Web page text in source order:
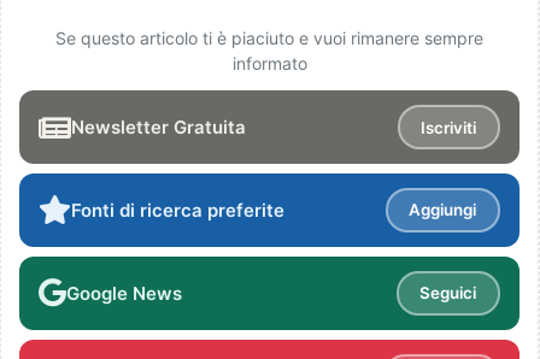
Se questo articolo ti è piaciuto e vuoi rimanere sempre
informato
Newsletter Gratuita Iscriviti
Fonti di ricerca preferite Aggiungi
Google News Seguici